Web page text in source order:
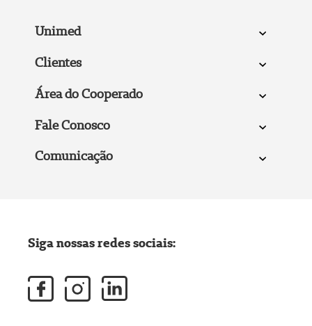
Unimed
Clientes
Área do Cooperado
Fale Conosco
Comunicação
Siga nossas redes sociais: